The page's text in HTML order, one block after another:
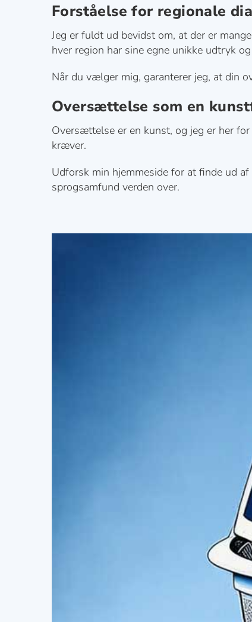
Forståelse for regionale
Jeg er fuldt ud bevidst om, at der er
hver region har sine egne unikke udtryk
Når du vælger mig, garanterer jeg, at din
Oversættelse som en
Oversættelse er en kunst, og jeg er her
kræver.
Udforsk min hjemmeside for at finde ud
sprogsamfund verden over.